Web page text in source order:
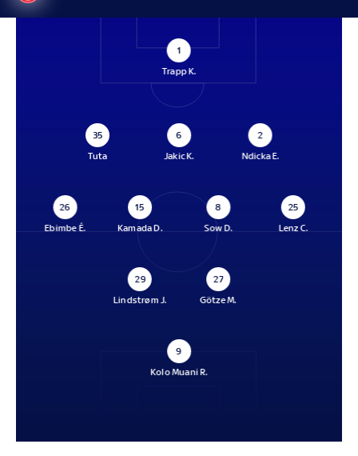
1
Trapp K.
35
Tuta
6
Jakic K.
2
Ndicka E.
26
Ebimbe É.
15
Kamada D.
8
Sow D.
25
Lenz C.
27
Götze M.
29
Lindstrøm J.
9
Kolo Muani R.